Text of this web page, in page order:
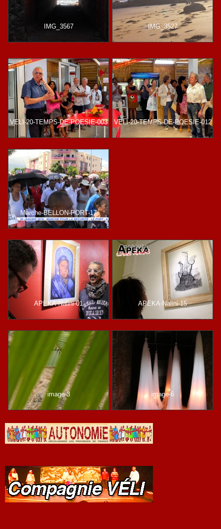
IMG_3567 IMG_3527
VELI-20-TEMPS-DE-POESIE-003 VELI-20-TEMPS-DE-POESIE-012
Marche-BELLON-PORT-17
APEKA-Nalini-01 APEKA-Nalini-15
image-3 image-6